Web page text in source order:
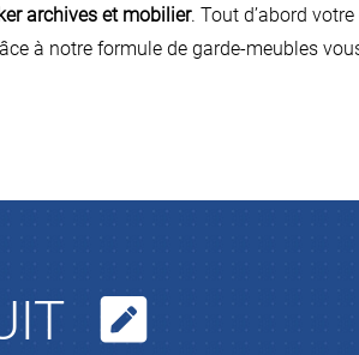
archives et mobilier. Tout d’abord
à notre formule de garde-meubles